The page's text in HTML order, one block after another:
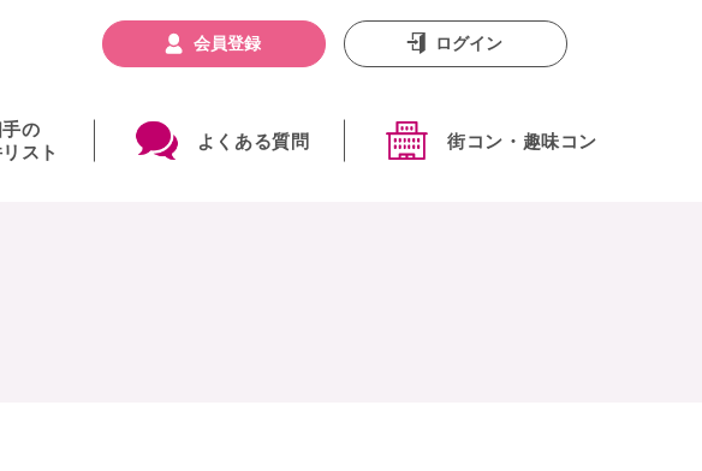
の
スト
よくある質問 街コン・趣味コン
会員登録 ログイン